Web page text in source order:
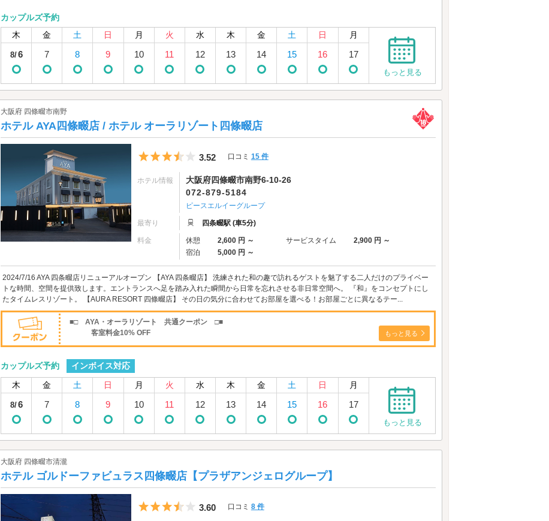
カップルズ予約
木
金 土 日 月 火 水 木 金 土 日 月
8/6 7 8 9 10 11 12 13 14 15 16 17
もっと見る
大阪府 四條畷市南野
ホテル AYA四條畷店 / ホテル オーラリゾート四條畷店
5つ星のうち3.5
3.52 口コミ 15 件
ホテル情報
大阪府四條畷市南野6-10-26
072-879-5184
ピースエルイーグループ
最寄り 四条畷駅 (車5分)
料金 休憩 2,600 円 ～ サービスタイム
2,900 円 ～
宿泊
5,000 円 ～
2024/7/16 AYA 四条畷店リニューアルオープン 【AYA 四条畷店】 洗練された和の趣で訪れるゲストを魅了する二人だけのプライベー
トな時間、空間を提供致します。エントランスへ足を踏み入れた瞬間から日常を忘れさせる非日常空間へ。 『和』をコンセプトにし
たタイムレスリゾート。 【AURA RESORT 四條畷店】 その日の気分に合わせてお部屋を選べる！お部屋ごとに異なるテー...
■□ AYA・オーラリゾート 共通クーポン □■
客室料金10% OFF
もっと見る
カップルズ予約
インボイス対応
木
金 土 日 月 火 水 木 金 土 日 月
8/6 7 8 9 10 11 12 13 14 15 16 17
もっと見る
大阪府 四條畷市清瀧
ホテル ゴルドーファビュラス四條畷店【プラザアンジェログループ】
5つ星のうち3.5
3.60 口コミ 8 件